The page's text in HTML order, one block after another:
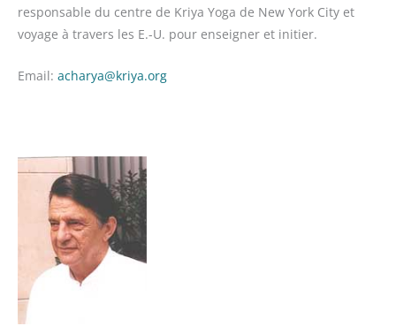
responsable du centre de Kriya Yoga de New York City et
voyage à travers les E.-U. pour enseigner et initier.
Email: acharya@kriya.org